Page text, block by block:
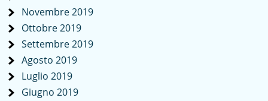
Novembre 2019
Ottobre 2019
Settembre 2019
Agosto 2019
Luglio 2019
Giugno 2019